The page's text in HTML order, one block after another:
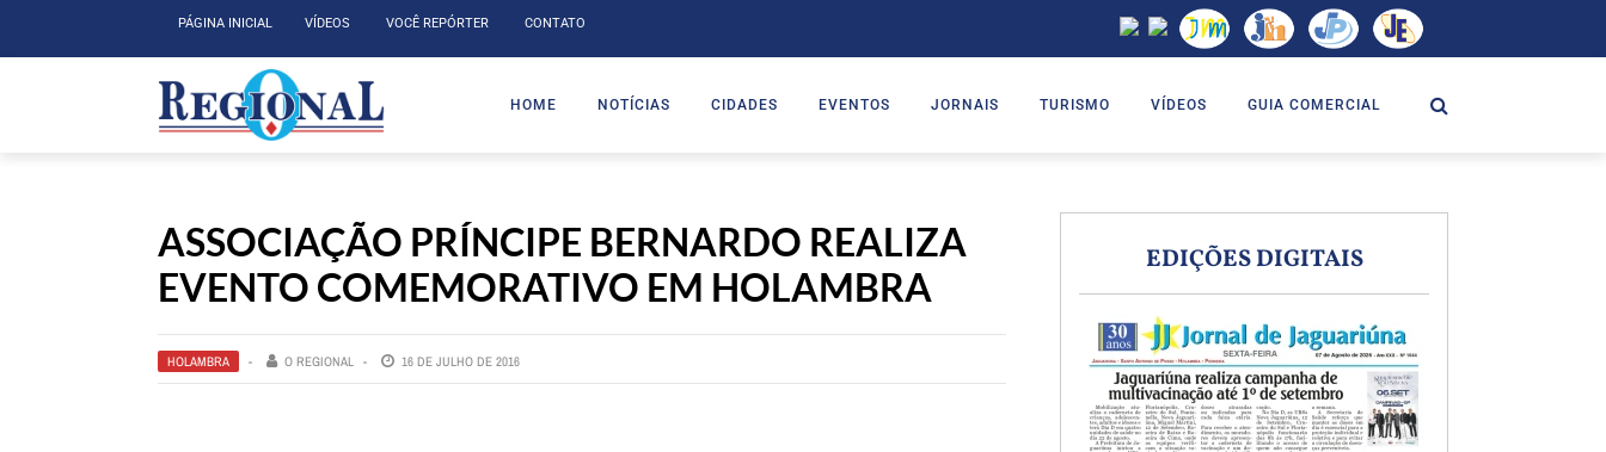
PÁGINA INICIAL VÍDEOS VOCÊ REPÓRTER CONTATO
HOME NOTÍCIAS CIDADES EVENTOS JORNAIS TURISMO VÍDEOS GUIA COMERCIAL
ASSOCIAÇÃO PRÍNCIPE BERNARDO REALIZA
EVENTO COMEMORATIVO EM HOLAMBRA
HOLAMBRA O REGIONAL 16 DE JULHO DE 2016
EDIÇÕES DIGITAIS